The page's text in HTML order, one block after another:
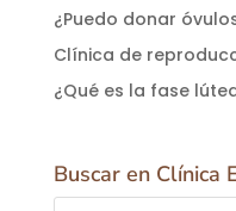
¿Puedo donar
Clínica de
¿Qué es la fase
Buscar en Clínica